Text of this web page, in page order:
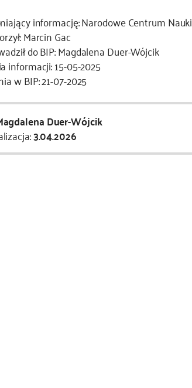
informację: Narodowe Centrum Nauki
Marcin Gac
do BIP: Magdalena Duer-Wójcik
informacji: 15-05-2025
w BIP: 21-07-2025
Duer-Wójcik
3.04.2026